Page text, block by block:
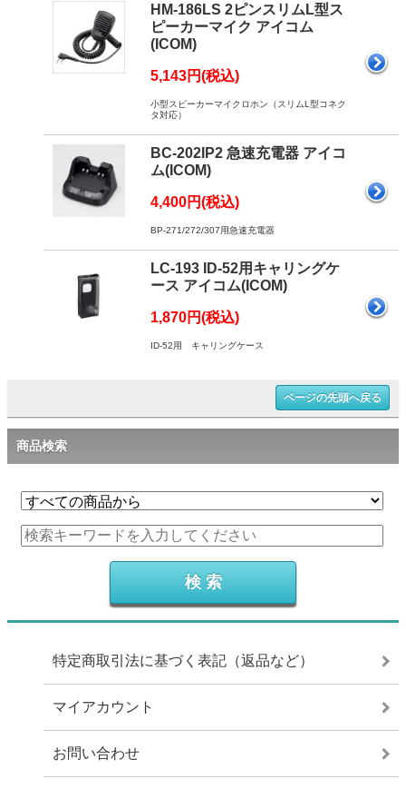
HM-186LS 2ピンスリムL型ス
ピーカーマイク アイコム
(ICOM)
5,143円(税込)
小型スピーカーマイクロホン（スリムL型コネク
タ対応）
BC-202IP2 急速充電器 アイコ
ム(ICOM)
4,400円(税込)
BP-271/272/307用急速充電器
LC-193 ID-52用キャリングケ
ース アイコム(ICOM)
1,870円(税込)
ID-52用 キャリングケース
ページの先頭へ戻る
商品検索
特定商取引法に基づく表記（返品など）
マイアカウント
お問い合わせ